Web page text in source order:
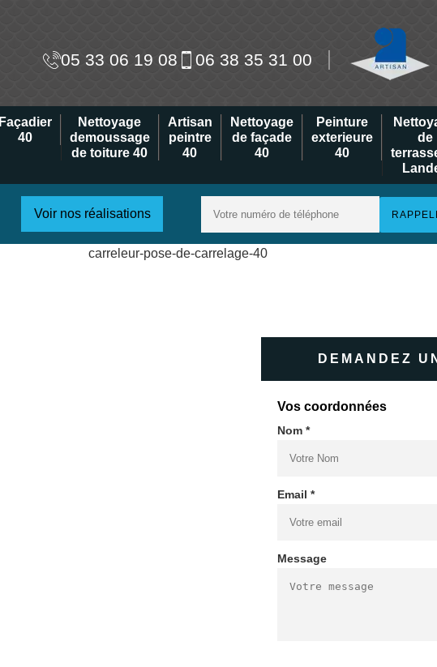
05 33 06 19 08 06 38 35 31 00
Façadier
40
Nettoyage
demoussage
de toiture 40
Artisan
peintre
40
Nettoyage
de façade
40
Peinture
exterieure
40
de
Voir nos réalisations
DEMANDEZ
Vos coordonnées
Nom *
Email *
Message